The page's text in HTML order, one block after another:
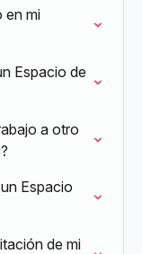
en mi
Espacio de
a otro
Espacio
de mi